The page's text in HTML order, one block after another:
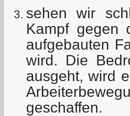
sehen wir
Kampf gegen
aufgebauten
wird. Die
ausgeht, wird
geschaffen.